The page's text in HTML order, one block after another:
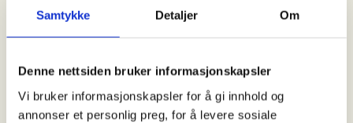
Samtykke Detaljer Om
Denne nettsiden bruker informasjonskapsler
Vi bruker informasjonskapsler for å gi innhold og
annonser et personlig preg, for å levere sosiale